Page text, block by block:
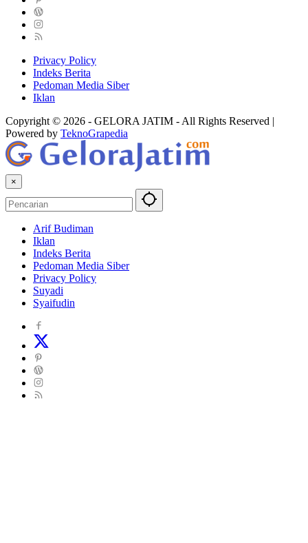
Privacy Policy
Indeks Berita
Pedoman Media Siber
Iklan
Copyright © 2026 - GELORA JATIM - All Rights Reserved |
Powered by TeknoGrapedia
×
Arif Budiman
Iklan
Indeks Berita
Pedoman Media Siber
Privacy Policy
Suyadi
Syaifudin